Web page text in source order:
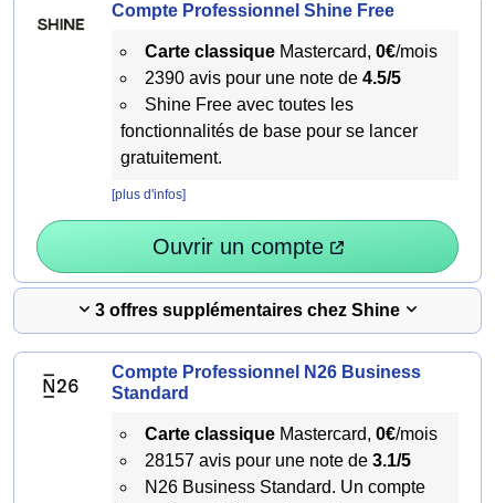
Compte Professionnel Shine Free
Carte classiqueMastercard, 0€/mois
2390 avis pour une note de 4.5/5
Shine Free avec toutes les
fonctionnalités de base pour se lancer
gratuitement.
[plus d'infos]
Ouvrir un compte
3 offres supplémentaires chez Shine
Compte Professionnel N26 Business
Standard
Carte classiqueMastercard, 0€/mois
28157 avis pour une note de 3.1/5
N26 Business Standard. Un compte